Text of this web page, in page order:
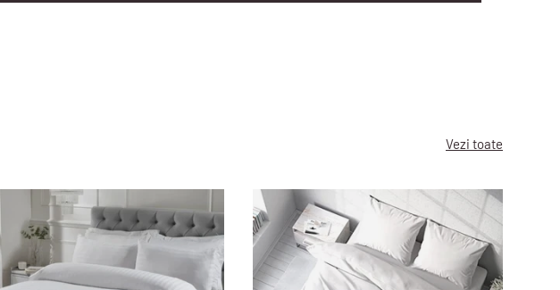
Vezi toate